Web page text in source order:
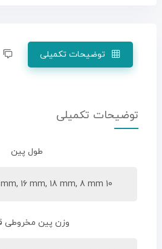
توضیحات تکمیلی
توضیحات تکمیلی
طول پین
10 mm, 12 mm, 14 mm, 16 mm, 18 mm, 8 mm
وزن پین مخروطی